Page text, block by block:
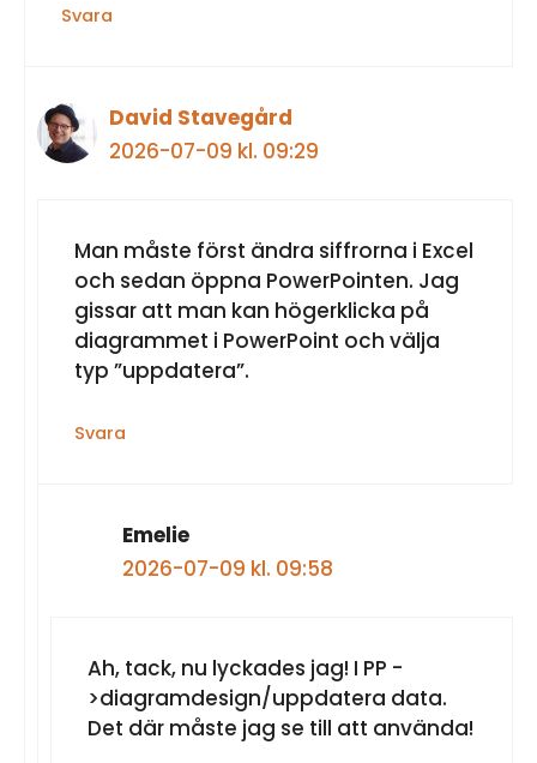
Svara
David Stavegård
2026-07-09 kl. 09:29
Man måste först ändra siffrorna i Excel
och sedan öppna PowerPointen. Jag
gissar att man kan högerklicka på
diagrammet i PowerPoint och välja
typ ”uppdatera”.
Svara
Emelie
2026-07-09 kl. 09:58
Ah, tack, nu lyckades jag! I PP -
>diagramdesign/uppdatera data.
Det där måste jag se till att använda!